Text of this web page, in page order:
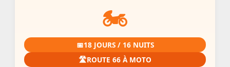
🏍️
📅18 JOURS / 16 NUITS
🛣️ROUTE 66 À MOTO